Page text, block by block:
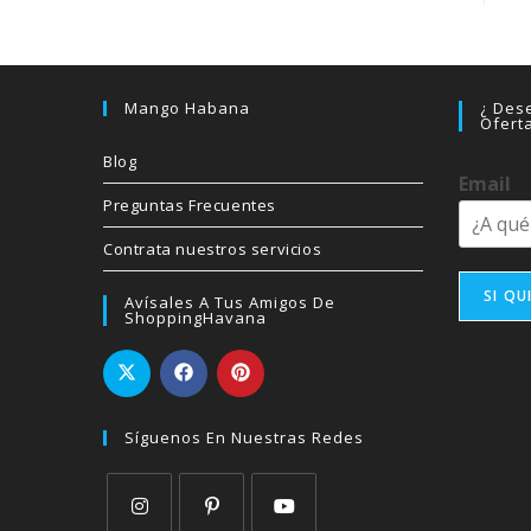
Mango Habana
Blog
Preguntas Frecuentes
Contrata nuestros servicios
Avísales A Tus Amigos De
ShoppingHavana
Síguenos En Nuestras Redes
¿
Email
SI